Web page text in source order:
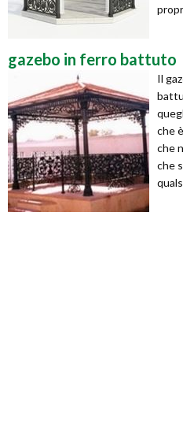
gazebo in ferro battuto
Il
che
che
che